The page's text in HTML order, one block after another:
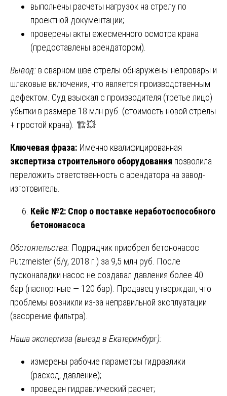
выполнены расчеты нагрузок на стрелу по
проектной документации;
проверены акты ежесменного осмотра крана
(предоставлены арендатором).
Вывод: в сварном шве стрелы обнаружены непровары и
шлаковые включения, что является производственным
дефектом. Суд взыскал с производителя (третье лицо)
убытки в размере 18 млн руб. (стоимость новой стрелы
+ простой крана). 🏗️💥
Ключевая фраза: Именно квалифицированная
экспертиза строительного оборудования позволила
переложить ответственность с арендатора на завод-
изготовитель.
Кейс №2: Спор о поставке неработоспособного
бетононасоса
Обстоятельства: Подрядчик приобрел бетононасос
Putzmeister (б/у, 2018 г.) за 9,5 млн руб. После
пусконаладки насос не создавал давления более 40
бар (паспортные — 120 бар). Продавец утверждал, что
проблемы возникли из-за неправильной эксплуатации
(засорение фильтра).
Наша экспертиза (выезд в Екатеринбург):
измерены рабочие параметры гидравлики
(расход, давление);
проведен гидравлический расчет;